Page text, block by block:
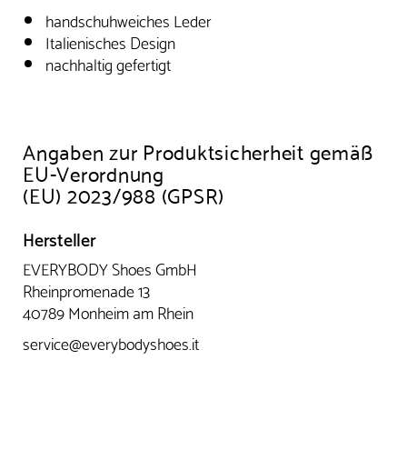
handschuhweiches Leder
Italienisches Design
nachhaltig gefertigt
Angaben zur Produktsicherheit gemäß
EU-Verordnung
(EU) 2023/988 (GPSR)
Hersteller
EVERYBODY Shoes GmbH
Rheinpromenade 13
40789 Monheim am Rhein
service@everybodyshoes.it